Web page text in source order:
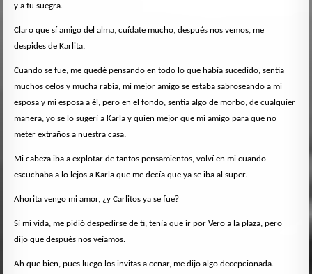
y a tu suegra.
Claro que sí amigo del alma, cuídate mucho, después nos vemos, me
despides de Karlita.
Cuando se fue, me quedé pensando en todo lo que había sucedido, sentía
muchos celos y mucha rabia, mi mejor amigo se estaba sabroseando a mi
esposa y mi esposa a él, pero en el fondo, sentía algo de morbo, de cualquier
manera, yo se lo sugerí a Karla y quien mejor que mi amigo para que no
meter extraños a nuestra casa.
Mi cabeza iba a explotar de tantos pensamientos, volví en mi cuando
escuchaba a lo lejos a Karla que me decía que ya se iba al super.
Ahorita vengo mi amor, ¿y Carlitos ya se fue?
Sí mi vida, me pidió despedirse de ti, tenía que ir por Vero a la plaza, pero
dijo que después nos veíamos.
Ah que bien, pues luego los invitas a cenar, me dijo algo decepcionada.